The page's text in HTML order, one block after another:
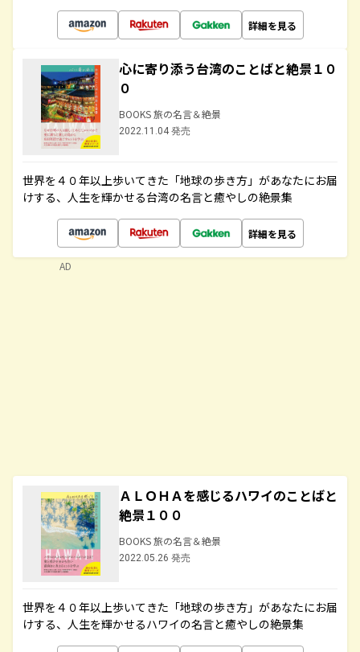
詳細を見る
心に寄り添う台湾のことばと絶景１０
０
BOOKS 旅の名言＆絶景
2022.11.04 発売
世界を４０年以上歩いてきた「地球の歩き方」があなたにお届
けする、人生を輝かせる台湾の名言と癒やしの絶景集
詳細を見る
ＡＬＯＨＡを感じるハワイのことばと
絶景１００
BOOKS 旅の名言＆絶景
2022.05.26 発売
世界を４０年以上歩いてきた「地球の歩き方」があなたにお届
けする、人生を輝かせるハワイの名言と癒やしの絶景集
AD